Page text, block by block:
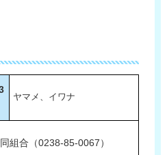
ヤマメ、イワナ
組合（0238-85-0067）